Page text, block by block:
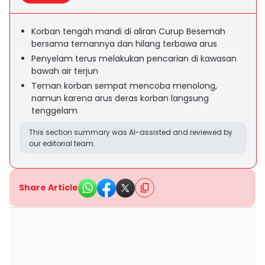
Korban tengah mandi di aliran Curup Besemah
bersama temannya dan hilang terbawa arus
Penyelam terus melakukan pencarian di kawasan
bawah air terjun
Teman korban sempat mencoba menolong,
namun karena arus deras korban langsung
tenggelam
This section summary was AI-assisted and reviewed by
our editorial team.
Share Article